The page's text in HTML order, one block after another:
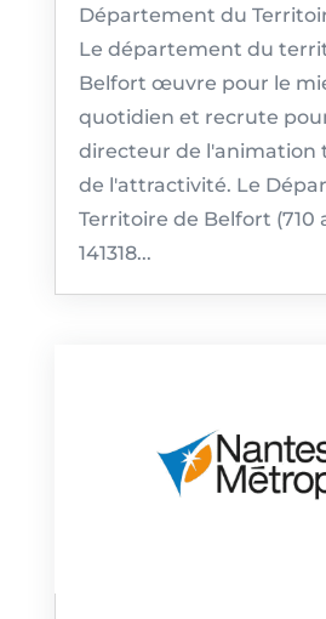
Département du
Le département du
Belfort œuvre pour le
quotidien et recrute
directeur de l'animation
de l'attractivité. Le
Territoire de Belfort (710
141318...